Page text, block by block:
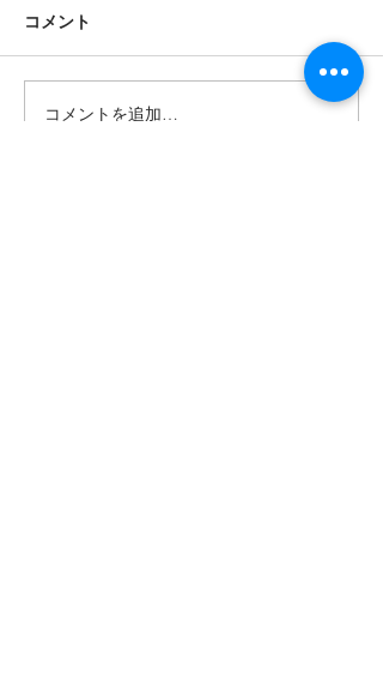
コメント
コメントを追加…